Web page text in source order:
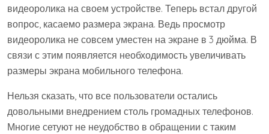
видеоролика на своем устройстве. Теперь встал другой
вопрос, касаемо размера экрана. Ведь просмотр
видеоролика не совсем уместен на экране в 3 дюйма. В
связи с этим появляется необходимость увеличивать
размеры экрана мобильного телефона.
Нельзя сказать, что все пользователи остались
довольными внедрением столь громадных телефонов.
Многие сетуют не неудобство в обращении с таким